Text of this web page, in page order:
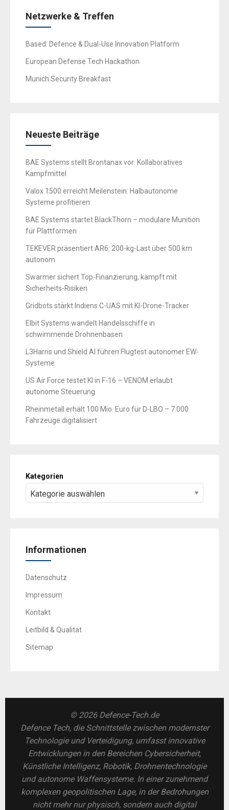
Netzwerke & Treffen
Based: Defence & Dual-Use Innovation Platform
European Defense Tech Hackathon
Munich Security Breakfast
Neueste Beiträge
BAE Systems stellt Brontanax vor: Kollaboratives
Kampfmittel
Valox 1500 erreicht Meilenstein: Halbautonome
Systeme profitieren
BAE Systems startet BlackThorn – modulare Munition
für Plattformen
TEKEVER präsentiert AR6: 200-kg-Last über 500 km
autonom
Swarmer sichert Top-Finanzierung, kämpft mit
Sicherheits-Risiken
Gridbots stärkt Indiens C-UAS mit KI-Drone-Tracker
Elbit Systems wandelt Handelsschiffe in
schwimmende Drohnenbasen
L3Harris und Shield AI führen Flugtest autonomer EW-
Systeme
US Air Force testet KI in F-16 – VENOM erlaubt
autonome Steuerung
Rheinmetall erhält 100 Mio. Euro für D-LBO – 7.000
Fahrzeuge digitalisiert
Kategorien
Informationen
Datenschutz
Impressum
Kontakt
Leitbild & Qualität
Sitemap
© 2026 Defence-Tech.de
Defence Tech, die Schnittstelle zwischen modernster
Technologie und Verteidigung, umfasst innovative
Entwicklungen in den Bereichen Cybersicherheit,
Künstliche Intelligenz, Robotik, Drohnentechnologie
und autonome Waffensysteme. In einer zunehmend
komplexen geopolitischen Lage, in der Bedrohungen
nicht mehr nur physisch, sondern auch digital